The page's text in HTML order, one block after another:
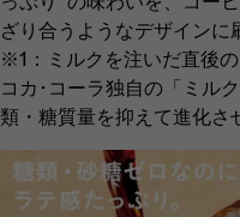
ざり合うようなデザイン
※1：ミルクを注いだ直後
コカ･コーラ独自の「ミル
類・糖質量を抑えて進化さ